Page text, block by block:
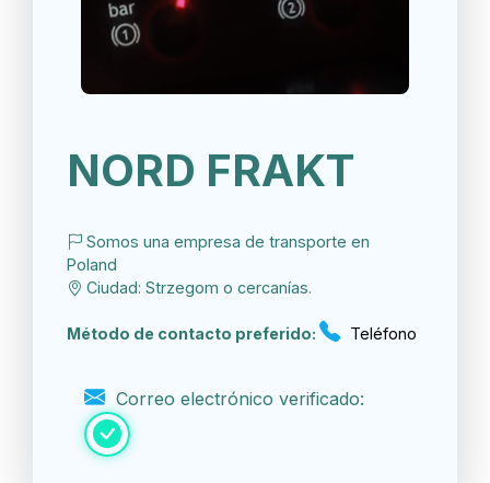
NORD FRAKT
Somos una empresa de transporte en
Poland
Ciudad: Strzegom o cercanías.
Método de contacto preferido: Teléfono
Correo electrónico verificado: